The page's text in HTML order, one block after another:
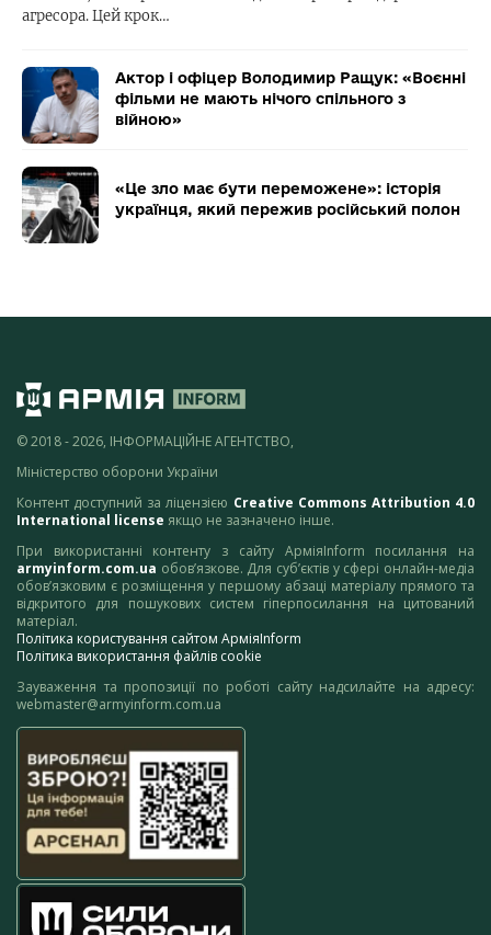
агресора. Цей крок…
Актор і офіцер Володимир Ращук: «Воєнні
фільми не мають нічого спільного з
війною»
«Це зло має бути переможене»: історія
українця, який пережив російський полон
© 2018 - 2026, ІНФОРМАЦІЙНЕ АГЕНТСТВО,
Міністерство оборони України
Контент доступний за ліцензією Creative Commons Attribution 4.0
International license якщо не зазначено інше.
При використанні контенту з сайту АрміяInform посилання на
armyinform.com.ua обов’язкове. Для суб’єктів у сфері онлайн-медіа
обов’язковим є розміщення у першому абзаці матеріалу прямого та
відкритого для пошукових систем гіперпосилання на цитований
матеріал.
Політика користування сайтом АрміяInform
Політика використання файлів cookie
Зауваження та пропозиції по роботі сайту надсилайте на адресу:
webmaster@armyinform.com.ua